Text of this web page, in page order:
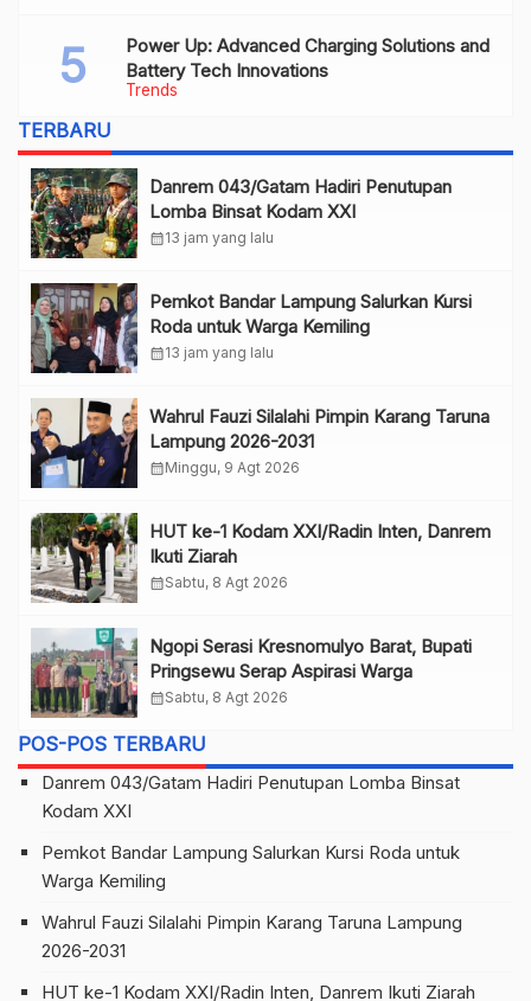
Trends
Power Up: Advanced Charging Solutions and
Battery Tech Innovations
TERBARU
Danrem 043/Gatam Hadiri Penutupan
Lomba Binsat Kodam XXI
calendar_month13 jam yang lalu
Pemkot Bandar Lampung Salurkan Kursi
Roda untuk Warga Kemiling
calendar_month13 jam yang lalu
Wahrul Fauzi Silalahi Pimpin Karang Taruna
Lampung 2026-2031
calendar_monthMinggu, 9 Agt 2026
HUT ke-1 Kodam XXI/Radin Inten, Danrem
Ikuti Ziarah
calendar_monthSabtu, 8 Agt 2026
Ngopi Serasi Kresnomulyo Barat, Bupati
Pringsewu Serap Aspirasi Warga
calendar_monthSabtu, 8 Agt 2026
POS-POS TERBARU
Danrem 043/Gatam Hadiri Penutupan Lomba Binsat
Kodam XXI
Pemkot Bandar Lampung Salurkan Kursi Roda untuk
Warga Kemiling
Wahrul Fauzi Silalahi Pimpin Karang Taruna Lampung
2026-2031
HUT ke-1 Kodam XXI/Radin Inten, Danrem Ikuti Ziarah